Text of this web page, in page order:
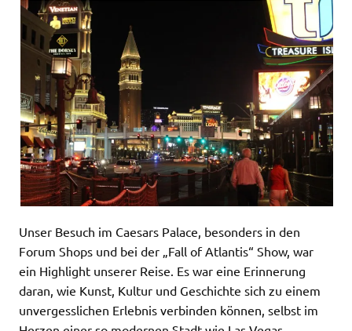
Unser Besuch im Caesars Palace, besonders in den
Forum Shops und bei der „Fall of Atlantis“ Show, war
ein Highlight unserer Reise. Es war eine Erinnerung
daran, wie Kunst, Kultur und Geschichte sich zu einem
unvergesslichen Erlebnis verbinden können, selbst im